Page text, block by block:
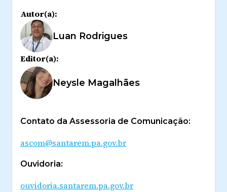
Autor(a):
Luan Rodrigues
Editor(a):
Neysle Magalhães
Contato da Assessoria de Comunicação:
ascom@santarem.pa.gov.br
Ouvidoria:
ouvidoria.santarem.pa.gov.br